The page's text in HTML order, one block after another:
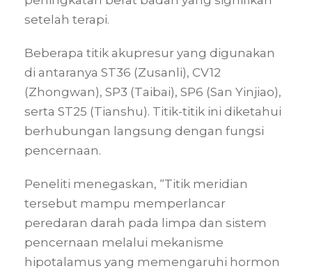
setelah terapi.
Beberapa titik akupresur yang digunakan
di antaranya ST36 (Zusanli), CV12
(Zhongwan), SP3 (Taibai), SP6 (San Yinjiao),
serta ST25 (Tianshu). Titik-titik ini diketahui
berhubungan langsung dengan fungsi
pencernaan.
Peneliti menegaskan, “Titik meridian
tersebut mampu memperlancar
peredaran darah pada limpa dan sistem
pencernaan melalui mekanisme
hipotalamus yang memengaruhi hormon